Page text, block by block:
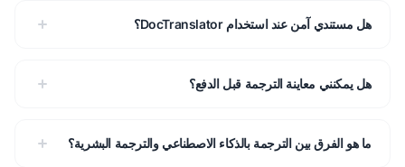
هل مستندي آمن عند استخدام DocTranslator؟
هل يمكنني معاينة الترجمة قبل الدفع؟
ما هو الفرق بين الترجمة بالذكاء الاصطناعي والترجمة البشرية؟